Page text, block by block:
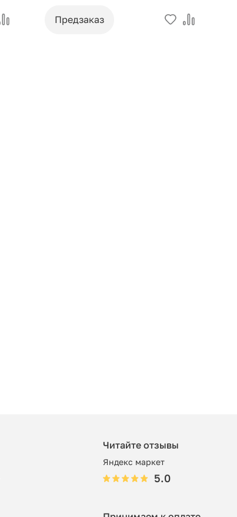
Предзаказ
Читайте отзывы
Яндекс маркет
5.0